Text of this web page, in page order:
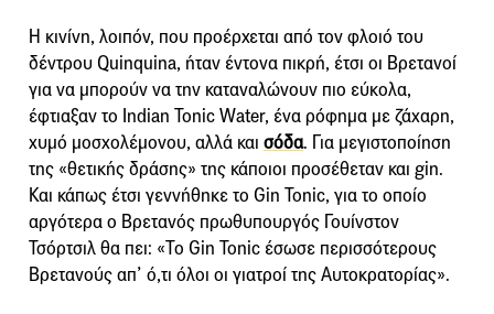
Η κινίνη, λοιπόν, που προέρχεται από τον φλοιό του
δέντρου Quinquina, ήταν έντονα πικρή, έτσι οι Βρετανοί
για να μπορούν να την καταναλώνουν πιο εύκολα,
έφτιαξαν το Indian Tonic Water, ένα ρόφημα με ζάχαρη,
χυμό μοσχολέμονου, αλλά και σόδα. Για μεγιστοποίηση
της «θετικής δράσης» της κάποιοι προσέθεταν και gin.
Και κάπως έτσι γεννήθηκε το Gin Tonic, για το οποίο
αργότερα ο Βρετανός πρωθυπουργός Γουίνστον
Τσόρτσιλ θα πει: «Το Gin Tonic έσωσε περισσότερους
Βρετανούς απ’ ό,τι όλοι οι γιατροί της Αυτοκρατορίας».